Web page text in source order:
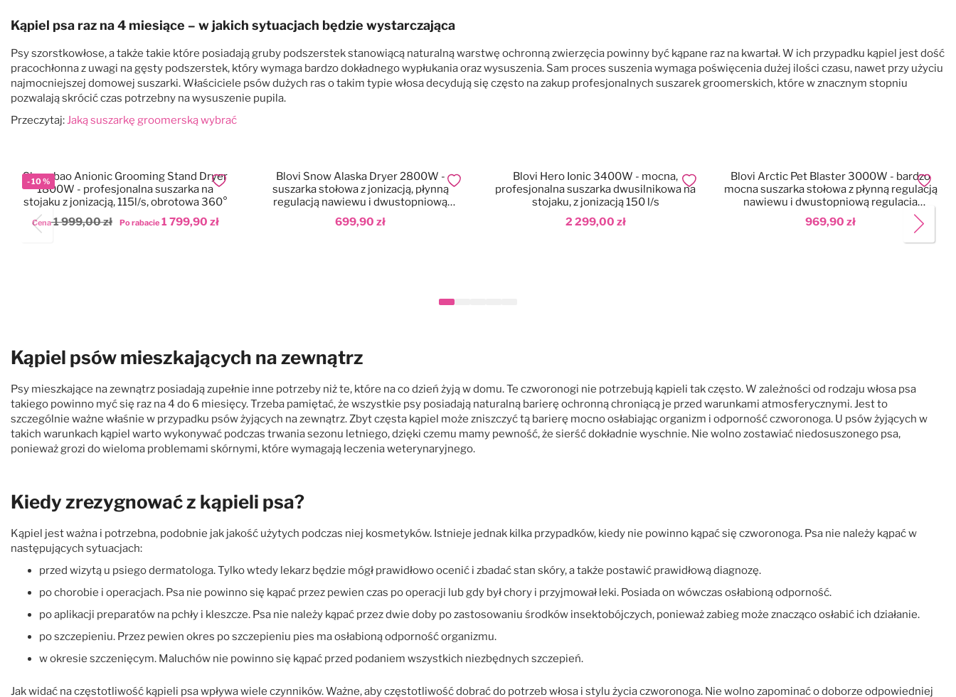
Kąpiel psa raz na 4 miesiące – w jakich sytuacjach będzie wystarczająca
Psy szorstkowłose, a także takie które posiadają gruby podszerstek stanowiącą naturalną warstwę ochronną zwierzęcia powinny być kąpane raz na kwartał. W ich przypadku kąpiel jest dość
pracochłonna z uwagi na gęsty podszerstek, który wymaga bardzo dokładnego wypłukania oraz wysuszenia. Sam proces suszenia wymaga poświęcenia dużej ilości czasu, nawet przy użyciu
najmocniejszej domowej suszarki. Właściciele psów dużych ras o takim typie włosa decydują się często na zakup profesjonalnych suszarek groomerskich, które w znacznym stopniu
pozwalają skrócić czas potrzebny na wysuszenie pupila.
Przeczytaj:Jaką suszarkę groomerską wybrać
-10%
Po rabacie 1 799,90 zł
Cena 1 999,00 zł
Shernbao Anionic Grooming Stand Dryer
1800W - profesjonalna suszarka na
stojaku z jonizacją, 115l/s, obrotowa 360°
Dodaj do ulubionych
699,90 zł
Blovi Snow Alaska Dryer 2800W -
suszarka stołowa z jonizacją, płynną
regulacją nawiewu i dwustopniową
regulacją temperatury
Dodaj do ulubionych
2 299,00 zł
Blovi Hero Ionic 3400W - mocna,
profesjonalna suszarka dwusilnikowa na
stojaku, z jonizacją 150 l/s
Dodaj do ulubionych
969,90 zł
Blovi Arctic Pet Blaster 3000W - bardzo
mocna suszarka stołowa z płynną regulacją
nawiewu i dwustopniową regulacją
temperatury
Dodaj
Kąpiel psów mieszkających na zewnątrz
Psy mieszkające na zewnątrz posiadają zupełnie inne potrzeby niż te, które na co dzień żyją w domu. Te czworonogi nie potrzebują kąpieli tak często. W zależności od rodzaju włosa psa
takiego powinno myć się raz na 4 do 6 miesięcy. Trzeba pamiętać, że wszystkie psy posiadają naturalną barierę ochronną chroniącą je przed warunkami atmosferycznymi. Jest to
szczególnie ważne właśnie w przypadku psów żyjących na zewnątrz. Zbyt częsta kąpiel może zniszczyć tą barierę mocno osłabiając organizm i odporność czworonoga. U psów żyjących w
takich warunkach kąpiel warto wykonywać podczas trwania sezonu letniego, dzięki czemu mamy pewność, że sierść dokładnie wyschnie. Nie wolno zostawiać niedosuszonego psa,
ponieważ grozi do wieloma problemami skórnymi, które wymagają leczenia weterynaryjnego.
Kiedy zrezygnować z kąpieli psa?
Kąpiel jest ważna i potrzebna, podobnie jak jakość użytych podczas niej kosmetyków. Istnieje jednak kilka przypadków, kiedy nie powinno kąpać się czworonoga. Psa nie należy kąpać w
następujących sytuacjach:
przed wizytą u psiego dermatologa. Tylko wtedy lekarz będzie mógł prawidłowo ocenić i zbadać stan skóry, a także postawić prawidłową diagnozę.
po chorobie i operacjach. Psa nie powinno się kąpać przez pewien czas po operacji lub gdy był chory i przyjmował leki. Posiada on wówczas osłabioną odporność.
po aplikacji preparatów na pchły i kleszcze. Psa nie należy kąpać przez dwie doby po zastosowaniu środków insektobójczych, ponieważ zabieg może znacząco osłabić ich działanie.
po szczepieniu. Przez pewien okres po szczepieniu pies ma osłabioną odporność organizmu.
w okresie szczenięcym. Maluchów nie powinno się kąpać przed podaniem wszystkich niezbędnych szczepień.
Jak widać na częstotliwość kąpieli psa wpływa wiele czynników. Ważne, aby częstotliwość dobrać do potrzeb włosa i stylu życia czworonoga. Nie wolno zapominać o doborze odpowiedniej